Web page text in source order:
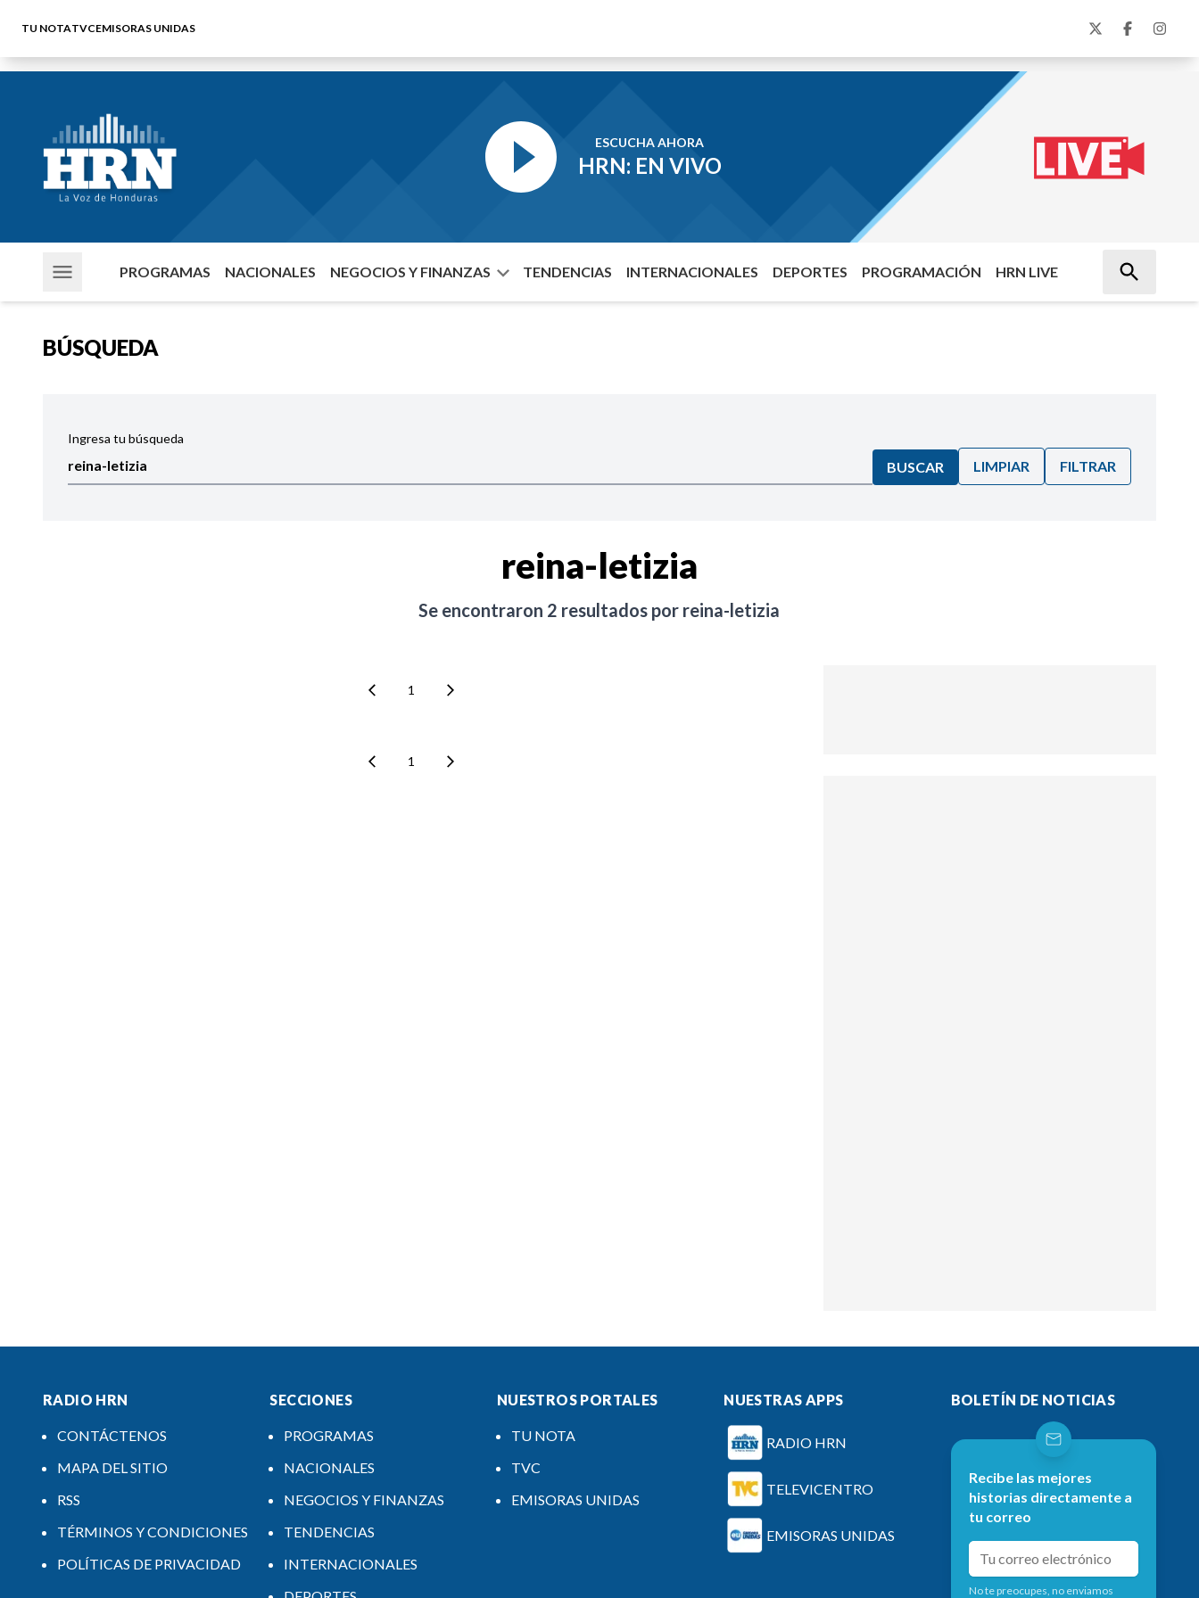
TU NOTATVCEMISORAS UNIDAS
ESCUCHA AHORA
HRN: EN VIVO
PROGRAMAS NACIONALES NEGOCIOS Y FINANZAS TENDENCIAS INTERNACIONALES DEPORTES PROGRAMACIÓN HRN LIVE
BÚSQUEDA
Ingresa tu búsqueda
BUSCAR LIMPIAR FILTRAR
reina-letizia
Se encontraron 2 resultados por reina-letizia
1
1
RADIO HRN
CONTÁCTENOS
MAPA DEL SITIO
RSS
TÉRMINOS Y CONDICIONES
POLÍTICAS DE PRIVACIDAD
SECCIONES
PROGRAMAS
NACIONALES
NEGOCIOS Y FINANZAS
TENDENCIAS
INTERNACIONALES
NUESTROS PORTALES
TU NOTA
TVC
EMISORAS UNIDAS
NUESTRAS APPS
RADIO HRN
TELEVICENTRO
EMISORAS UNIDAS
BOLETÍN DE NOTICIAS
Recibe las mejores
historias directamente a
tu correo
No te preocupes, no enviamos